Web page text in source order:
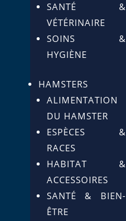
SANTÉ &
VÉTÉRINAIRE
SOINS &
HYGIÈNE
HAMSTERS
ALIMENTATION
DU HAMSTER
ESPÈCES &
RACES
HABITAT &
ACCESSOIRES
SANTÉ & BIEN-
ÊTRE